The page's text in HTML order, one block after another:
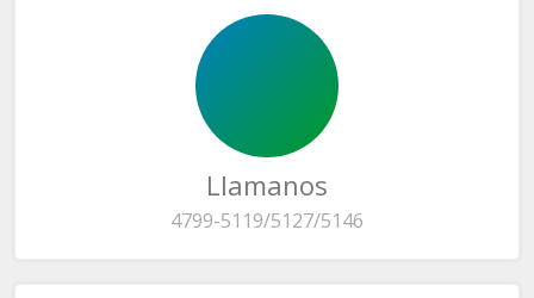
Llamanos
4799-5119/5127/5146